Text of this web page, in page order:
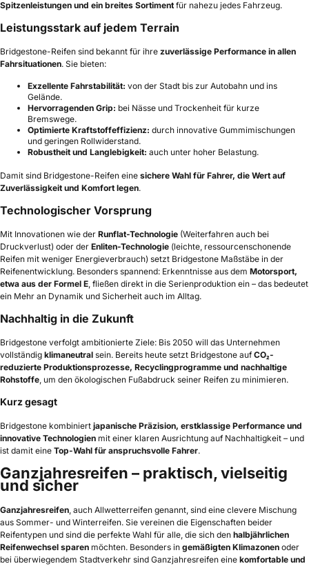
Spitzenleistungen und ein breites Sortiment für nahezu jedes Fahrzeug.
Leistungsstark auf jedem Terrain
Bridgestone-Reifen sind bekannt für ihre zuverlässige Performance in allen
Fahrsituationen. Sie bieten:
Exzellente Fahrstabilität: von der Stadt bis zur Autobahn und ins
Gelände.
Hervorragenden Grip: bei Nässe und Trockenheit für kurze
Bremswege.
Optimierte Kraftstoffeffizienz: durch innovative Gummimischungen
und geringen Rollwiderstand.
Robustheit und Langlebigkeit: auch unter hoher Belastung.
Damit sind Bridgestone-Reifen eine sichere Wahl für Fahrer, die Wert auf
Zuverlässigkeit und Komfort legen.
Technologischer Vorsprung
Mit Innovationen wie der Runflat-Technologie (Weiterfahren auch bei
Druckverlust) oder der Enliten-Technologie (leichte, ressourcenschonende
Reifen mit weniger Energieverbrauch) setzt Bridgestone Maßstäbe in der
Reifenentwicklung. Besonders spannend: Erkenntnisse aus dem Motorsport,
etwa aus der Formel E, fließen direkt in die Serienproduktion ein – das bedeutet
ein Mehr an Dynamik und Sicherheit auch im Alltag.
Nachhaltig in die Zukunft
Bridgestone verfolgt ambitionierte Ziele: Bis 2050 will das Unternehmen
vollständig klimaneutral sein. Bereits heute setzt Bridgestone aufCO₂-
reduzierte Produktionsprozesse, Recyclingprogramme und nachhaltige
Rohstoffe, um den ökologischen Fußabdruck seiner Reifen zu minimieren.
Kurz gesagt
Bridgestone kombiniert japanische Präzision, erstklassige Performance und
innovative Technologien mit einer klaren Ausrichtung auf Nachhaltigkeit – und
ist damit eine Top-Wahl für anspruchsvolle Fahrer.
Ganzjahresreifen – praktisch, vielseitig
und sicher
Ganzjahresreifen, auch Allwetterreifen genannt, sind eine clevere Mischung
aus Sommer- und Winterreifen. Sie vereinen die Eigenschaften beider
Reifentypen und sind die perfekte Wahl für alle, die sich den halbjährlichen
Reifenwechsel sparen möchten. Besonders in gemäßigten Klimazonen oder
bei überwiegendem Stadtverkehr sind Ganzjahresreifen eine komfortable und